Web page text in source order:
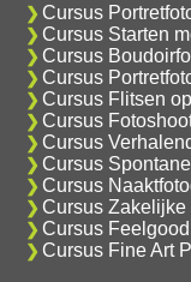
Cursus
Cursus Starten
Cursus
Cursus
Cursus Flitsen
Cursus
Cursus
Cursus
Cursus
Cursus Zakelijke
Cursus
Cursus Fine Art